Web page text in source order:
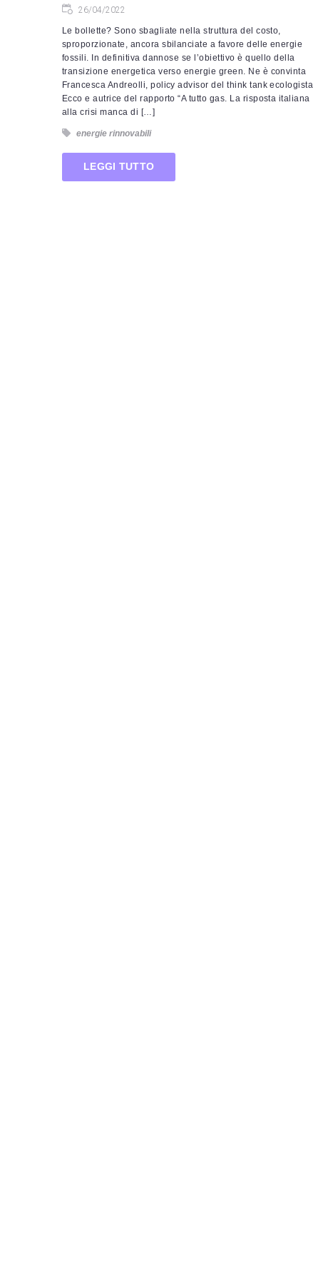
26/04/2022
Le bollette? Sono sbagliate nella struttura del costo,
sproporzionate, ancora sbilanciate a favore delle energie
fossili. In definitiva dannose se l’obiettivo è quello della
transizione energetica verso energie green. Ne è convinta
Francesca Andreolli, policy advisor del think tank ecologista
Ecco e autrice del rapporto “A tutto gas. La risposta italiana
alla crisi manca di […]
energie rinnovabili
LEGGI TUTTO